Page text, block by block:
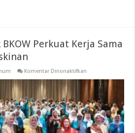
Perkuat Kerja Sama
Komentar Dinonaktifkan
NTB
Ajak
BKOW
Perkuat
Kerja
Sama
Tuntaskan
Kemiskinan